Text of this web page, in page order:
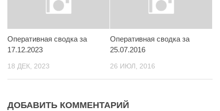
Вакансии
Оперативная сводка за
17.12.2023
18 ДЕК, 2023
Оперативная сводка за
25.07.2016
26 ИЮЛ, 2016
ДОБАВИТЬ КОММЕНТАРИЙ